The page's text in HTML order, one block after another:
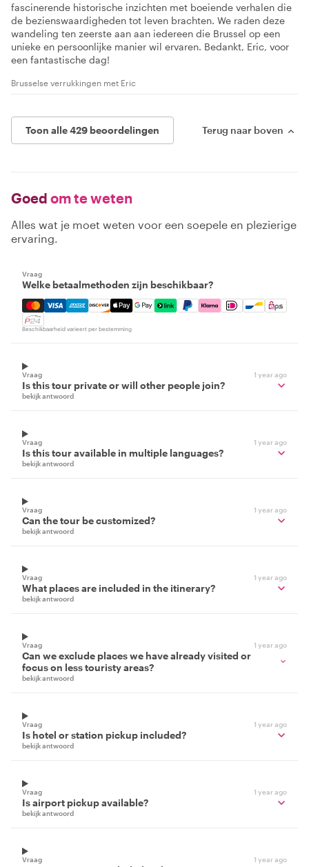
fascinerende historische inzichten met boeiende verhalen die
de bezienswaardigheden tot leven brachten. We raden deze
wandeling ten zeerste aan aan iedereen die Brussel op een
unieke en persoonlijke manier wil ervaren. Bedankt, Eric, voor
een fantastische dag!
Brusselse verrukkingen met Eric
Toon alle 429 beoordelingen Terug naar boven
Goed om te weten
Alles wat je moet weten voor een soepele en plezierige
ervaring.
Vraag
Welke betaalmethoden zijn beschikbaar?
Mastercard, Visa, Amex, Discover, Apple Pay, Google
Beschikbaarheid varieert per bestemming
Vraag 1 year ago
Is this tour private or will other people join?
bekijk antwoord
Vraag 1 year ago
Is this tour available in multiple languages?
bekijk antwoord
Vraag 1 year ago
Can the tour be customized?
bekijk antwoord
Vraag 1 year ago
What places are included in the itinerary?
bekijk antwoord
Vraag 1 year ago
Can we exclude places we have already visited or
focus on less touristy areas?
bekijk antwoord
Vraag 1 year ago
Is hotel or station pickup included?
bekijk antwoord
Vraag 1 year ago
Is airport pickup available?
bekijk antwoord
Vraag 1 year ago